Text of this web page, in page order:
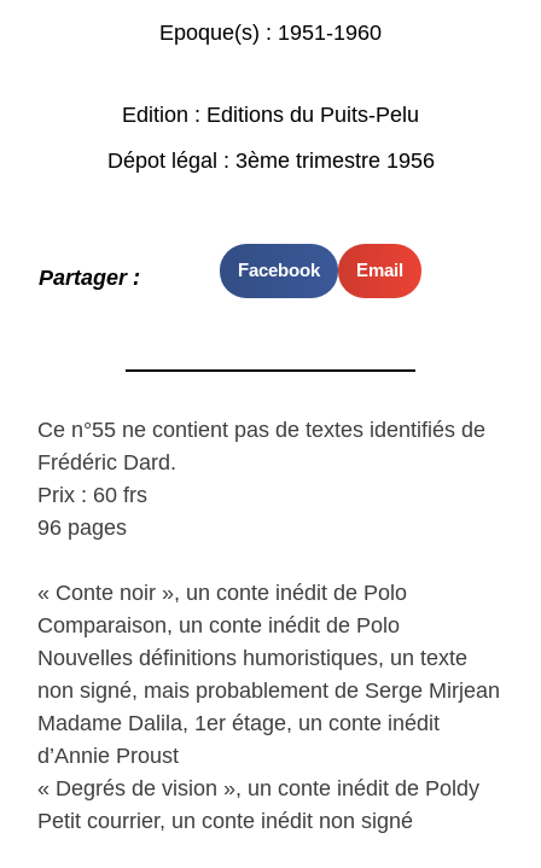
Epoque(s) : 1951-1960
Edition : Editions du Puits-Pelu
Dépot légal : 3ème trimestre 1956
Partager : Facebook Email
Ce n°55 ne contient pas de textes identifiés de
Frédéric Dard.
Prix : 60 frs
96 pages
« Conte noir », un conte inédit de Polo
Comparaison, un conte inédit de Polo
Nouvelles définitions humoristiques, un texte
non signé, mais probablement de Serge Mirjean
Madame Dalila, 1er étage, un conte inédit
d’Annie Proust
« Degrés de vision », un conte inédit de Poldy
Petit courrier, un conte inédit non signé